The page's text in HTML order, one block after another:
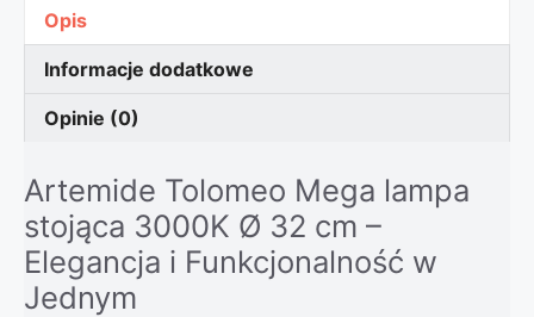
Opis
Informacje dodatkowe
Opinie (0)
Artemide Tolomeo Mega lampa
stojąca 3000K Ø 32 cm –
Elegancja i Funkcjonalność w
Jednym